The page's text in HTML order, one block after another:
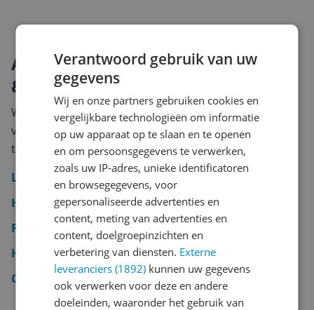
Alle productgroepen binnen Sport
& Fitness
Wil je direct naar een specifieke categorie? Hieronder
vind je alle productgroepen die onder Sport & Fitness
te vinden zijn.
Loopband
Hometrainer
Roeitrainer
Homegym
Crosstrainer
Verantwoord gebruik van uw
gegevens
Wij en onze partners gebruiken cookies en
vergelijkbare technologieën om informatie
op uw apparaat op te slaan en te openen
en om persoonsgegevens te verwerken,
zoals uw IP-adres, unieke identificatoren
en browsegegevens, voor
gepersonaliseerde advertenties en
content, meting van advertenties en
content, doelgroepinzichten en
verbetering van diensten. Externe
leveranciers (1892) kunnen uw gegevens
ook verwerken voor deze en andere
doeleinden, waaronder het gebruik van